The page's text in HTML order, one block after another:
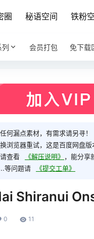
圈 秘语空间 铁粉
列 会员打包 免下载
何漏点素材，有需求请另寻！
浏览器重试，这是百度网盘版
查看
《解压说明》 ，能分享
等问题请
《提交工单》
Shiranui
0 11